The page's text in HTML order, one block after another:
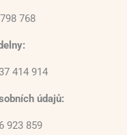
768
414 914
údajů:
923 859